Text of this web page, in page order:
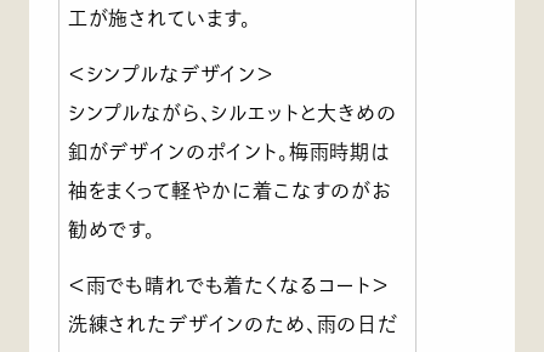
工が施されています。
＜シンプルなデザイン＞
シンプルながら、シルエットと大きめの
釦がデザインのポイント。梅雨時期は
袖をまくって軽やかに着こなすのがお
勧めです。
＜雨でも晴れでも着たくなるコート＞
洗練されたデザインのため、雨の日だ